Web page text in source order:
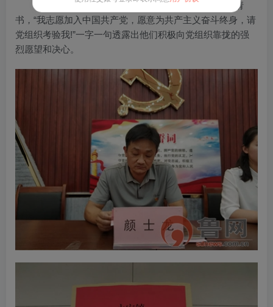
递申请。入党申请人郑重向党组织递交入党申请
书，“我志愿加入中国共产党，愿意为共产主义奋斗终身，请
党组织考验我!”一字一句透露出他们积极向党组织靠拢的强
烈愿望和决心。